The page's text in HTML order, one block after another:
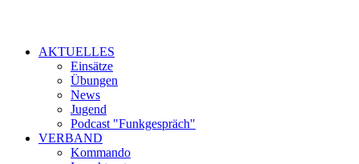
AKTUELLES
Einsätze
Übungen
News
Jugend
Podcast "Funkgespräch"
VERBAND
Kommando